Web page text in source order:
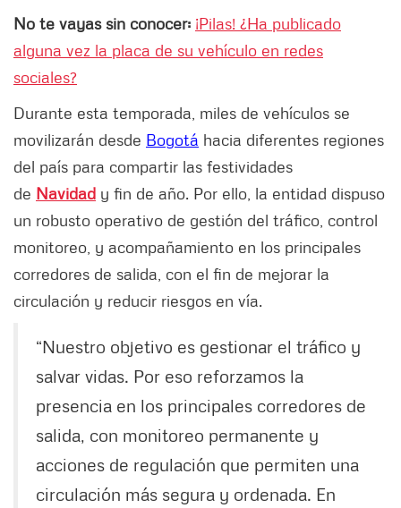
No te vayas sin conocer: ¡Pilas! ¿Ha publicado
alguna vez la placa de su vehículo en redes
sociales?
Durante esta temporada, miles de vehículos se
movilizarán desde Bogotá hacia diferentes regiones
del país para compartir las festividades
de Navidad y fin de año. Por ello, la entidad dispuso
un robusto operativo de gestión del tráfico, control
monitoreo, y acompañamiento en los principales
corredores de salida, con el fin de mejorar la
circulación y reducir riesgos en vía.
“Nuestro objetivo es gestionar el tráfico y
salvar vidas. Por eso reforzamos la
presencia en los principales corredores de
salida, con monitoreo permanente y
acciones de regulación que permiten una
circulación más segura y ordenada. En